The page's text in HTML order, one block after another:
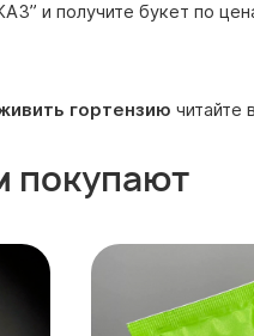
и получите букет по
гортензию читайте
покупают